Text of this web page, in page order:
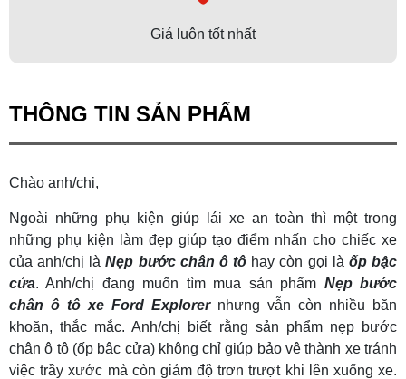
Giá luôn tốt nhất
THÔNG TIN SẢN PHẨM
Chào anh/chị,
Ngoài những phụ kiện giúp lái xe an toàn thì một trong
những phụ kiện làm đẹp giúp tạo điểm nhấn cho chiếc xe
của anh/chị làNẹp bước chân ô tô hay còn gọi là ốp bậc
cửa. Anh/chị đang muốn tìm mua sản phẩm Nẹp bước
chân ô tô xe Ford Explorernhưng vẫn còn nhiều băn
khoăn, thắc mắc. Anh/chị biết rằng sản phẩm nẹp bước
chân ô tô (ốp bậc cửa) không chỉ giúp bảo vệ thành xe tránh
việc trầy xước mà còn giảm độ trơn trượt khi lên xuống xe.